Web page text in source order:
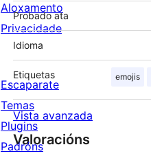
Probado ata
Idioma
Etiquetas emojis
Vista avanzada
Valoracións
Aloxamento
Privacidade
Escaparate
Temas
Plugins
Padróns